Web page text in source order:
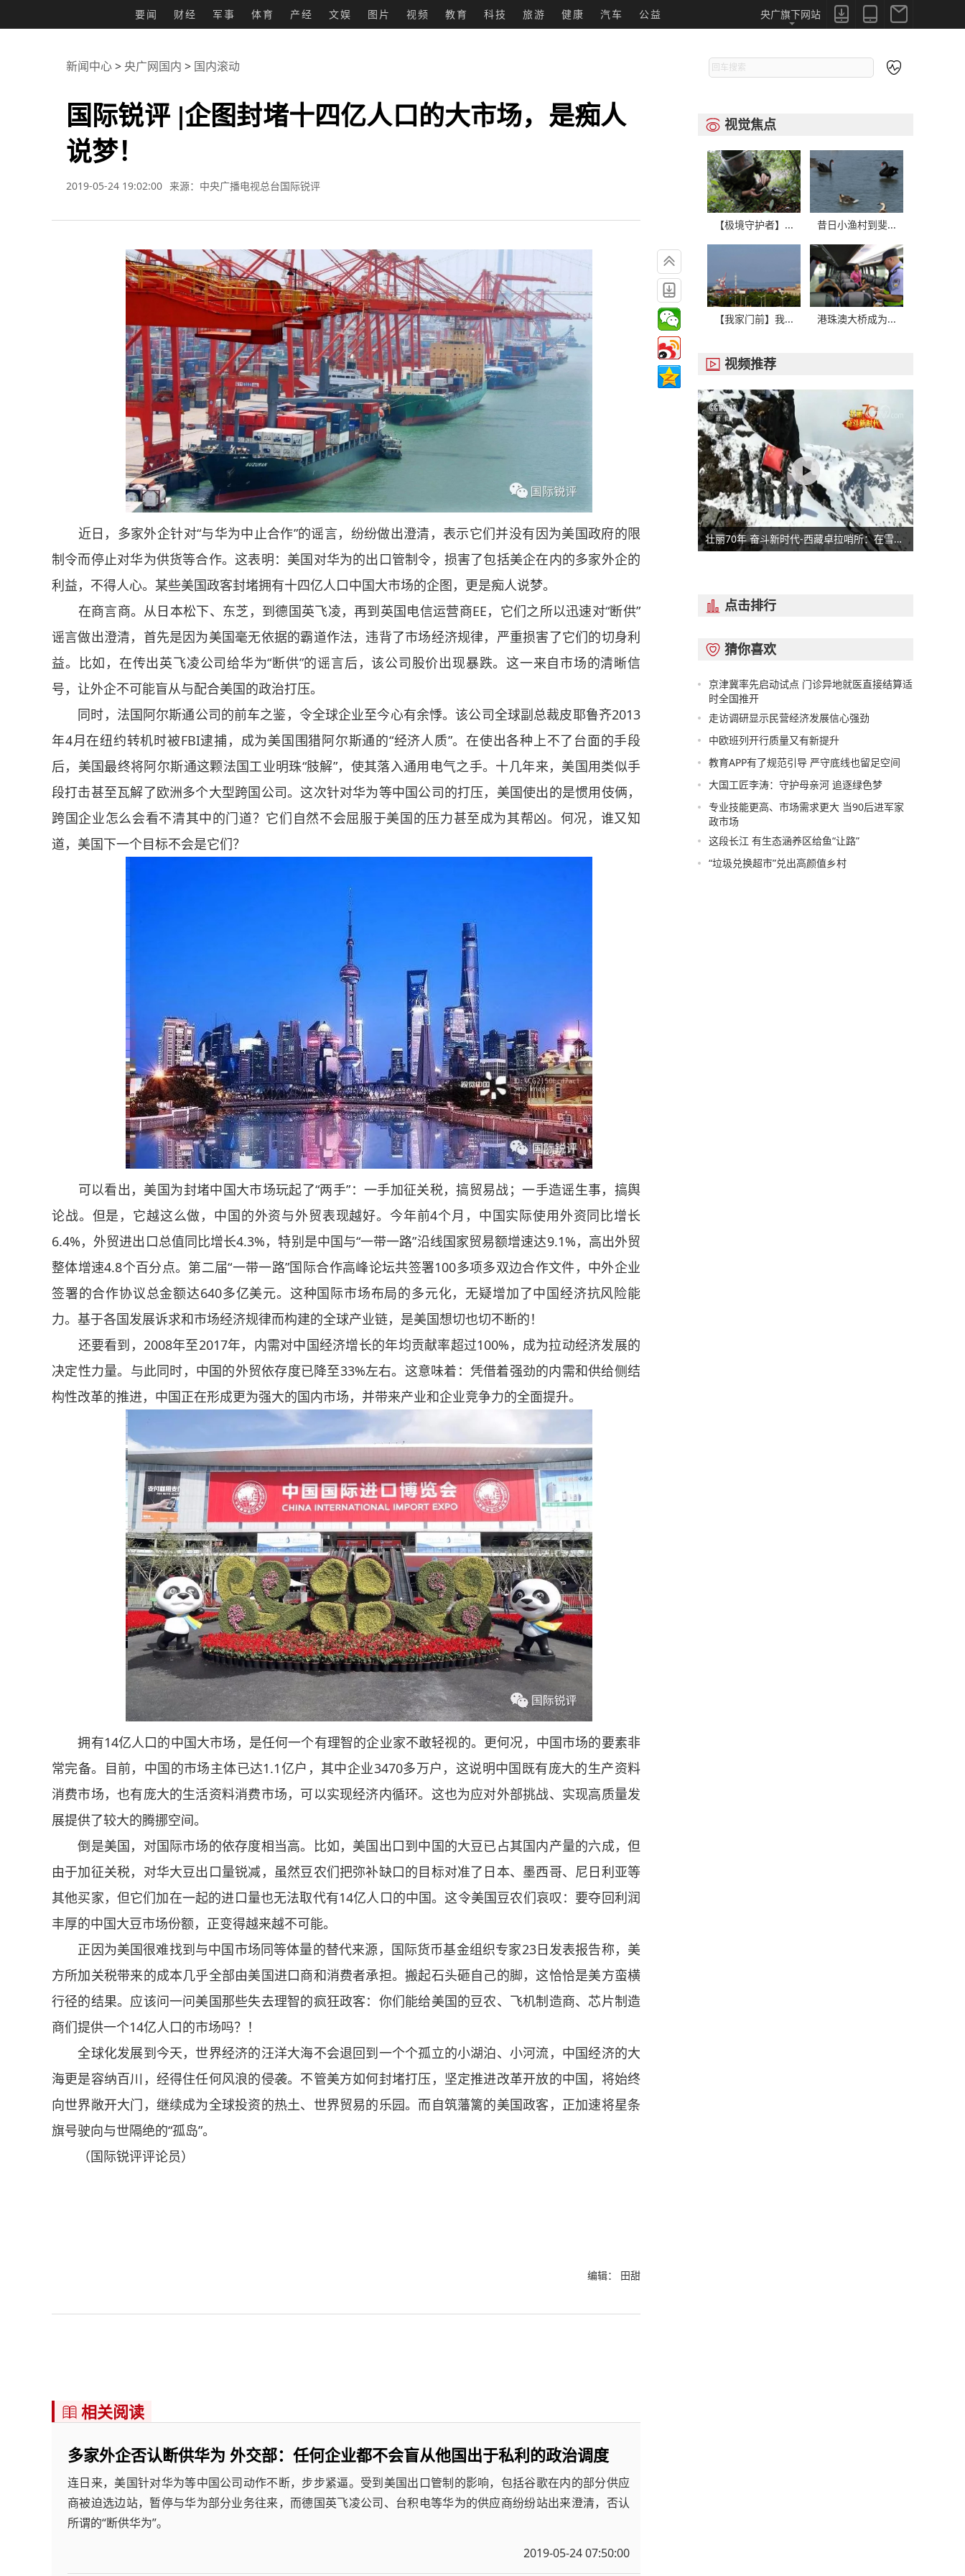
要闻 财经 军事 体育 产经 文娱 图片 视频 教育 科技 旅游 健康 汽车 公益 


央广旗下网站
新闻中心>央广网国内 > 国内滚动
国际锐评 |企图封堵十四亿人口的大市场，是痴人
说梦！
2019-05-24 19:02:00 来源：中央广播电视总台国际锐评
近日，多家外企针对“与华为中止合作”的谣言，纷纷做出澄清，表示它们并没有因为美国政府的限
制令而停止对华为供货等合作。这表明：美国对华为的出口管制令，损害了包括美企在内的多家外企的
利益，不得人心。某些美国政客封堵拥有十四亿人口中国大市场的企图，更是痴人说梦。
在商言商。从日本松下、东芝，到德国英飞凌，再到英国电信运营商EE，它们之所以迅速对“断供”
谣言做出澄清，首先是因为美国毫无依据的霸道作法，违背了市场经济规律，严重损害了它们的切身利
益。比如，在传出英飞凌公司给华为“断供”的谣言后，该公司股价出现暴跌。这一来自市场的清晰信
号，让外企不可能盲从与配合美国的政治打压。
同时，法国阿尔斯通公司的前车之鉴，令全球企业至今心有余悸。该公司全球副总裁皮耶鲁齐2013
年4月在纽约转机时被FBI逮捕，成为美国围猎阿尔斯通的“经济人质”。在使出各种上不了台面的手段
后，美国最终将阿尔斯通这颗法国工业明珠“肢解”，使其落入通用电气之手。十几年来，美国用类似手
段打击甚至瓦解了欧洲多个大型跨国公司。这次针对华为等中国公司的打压，美国使出的是惯用伎俩，
跨国企业怎么会看不清其中的门道？它们自然不会屈服于美国的压力甚至成为其帮凶。何况，谁又知
道，美国下一个目标不会是它们？
可以看出，美国为封堵中国大市场玩起了“两手”：一手加征关税，搞贸易战；一手造谣生事，搞舆
论战。但是，它越这么做，中国的外资与外贸表现越好。今年前4个月，中国实际使用外资同比增长
6.4%，外贸进出口总值同比增长4.3%，特别是中国与“一带一路”沿线国家贸易额增速达9.1%，高出外贸
整体增速4.8个百分点。第二届“一带一路”国际合作高峰论坛共签署100多项多双边合作文件，中外企业
签署的合作协议总金额达640多亿美元。这种国际市场布局的多元化，无疑增加了中国经济抗风险能
力。基于各国发展诉求和市场经济规律而构建的全球产业链，是美国想切也切不断的！
还要看到，2008年至2017年，内需对中国经济增长的年均贡献率超过100%，成为拉动经济发展的
决定性力量。与此同时，中国的外贸依存度已降至33%左右。这意味着：凭借着强劲的内需和供给侧结
构性改革的推进，中国正在形成更为强大的国内市场，并带来产业和企业竞争力的全面提升。
拥有14亿人口的中国大市场，是任何一个有理智的企业家不敢轻视的。更何况，中国市场的要素非
常完备。目前，中国的市场主体已达1.1亿户，其中企业3470多万户，这说明中国既有庞大的生产资料
消费市场，也有庞大的生活资料消费市场，可以实现经济内循环。这也为应对外部挑战、实现高质量发
展提供了较大的腾挪空间。
倒是美国，对国际市场的依存度相当高。比如，美国出口到中国的大豆已占其国内产量的六成，但
由于加征关税，对华大豆出口量锐减，虽然豆农们把弥补缺口的目标对准了日本、墨西哥、尼日利亚等
其他买家，但它们加在一起的进口量也无法取代有14亿人口的中国。这令美国豆农们哀叹：要夺回利润
丰厚的中国大豆市场份额，正变得越来越不可能。
正因为美国很难找到与中国市场同等体量的替代来源，国际货币基金组织专家23日发表报告称，美
方所加关税带来的成本几乎全部由美国进口商和消费者承担。搬起石头砸自己的脚，这恰恰是美方蛮横
行径的结果。应该问一问美国那些失去理智的疯狂政客：你们能给美国的豆农、飞机制造商、芯片制造
商们提供一个14亿人口的市场吗？！
全球化发展到今天，世界经济的汪洋大海不会退回到一个个孤立的小湖泊、小河流，中国经济的大
海更是容纳百川，经得住任何风浪的侵袭。不管美方如何封堵打压，坚定推进改革开放的中国，将始终
向世界敞开大门，继续成为全球投资的热土、世界贸易的乐园。而自筑藩篱的美国政客，正加速将星条
旗号驶向与世隔绝的“孤岛”。
（国际锐评评论员）
编辑： 田甜


 相关阅读
多家外企否认断供华为 外交部：任何企业都不会盲从他国出于私利的政治调度
连日来，美国针对华为等中国公司动作不断，步步紧逼。受到美国出口管制的影响，包括谷歌在内的部分供应
商被迫选边站，暂停与华为部分业务往来，而德国英飞凌公司、台积电等华为的供应商纷纷站出来澄清，否认
所谓的“断供华为”。
2019-05-24 07:50:00

 视觉焦点
【极境守护者】... 昔日小渔村到斐...
【我家门前】我... 港珠澳大桥成为...
 视频推荐
壮丽70年 奋斗新时代-西藏卓拉哨所：在雪域云端为祖国守防
 点击排行
 猜你喜欢
京津冀率先启动试点 门诊异地就医直接结算适
时全国推开
走访调研显示民营经济发展信心强劲
中欧班列开行质量又有新提升
教育APP有了规范引导 严守底线也留足空间
大国工匠李涛：守护母亲河 追逐绿色梦
专业技能更高、市场需求更大 当90后进军家
政市场
这段长江 有生态涵养区给鱼“让路”
“垃圾兑换超市”兑出高颜值乡村